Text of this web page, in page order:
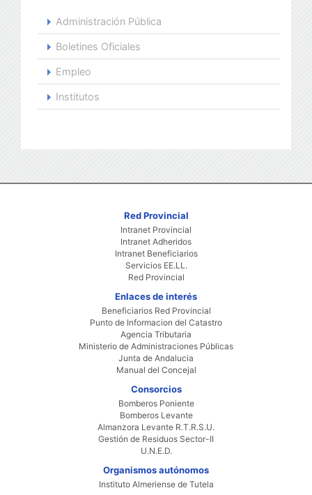
Administración Pública
Boletines Oficiales
Empleo
Institutos
Red Provincial
Intranet Provincial
Intranet Adheridos
Intranet Beneficiarios
Servicios EE.LL.
Red Provincial
Enlaces de interés
Beneficiarios Red Provincial
Punto de Informacion del Catastro
Agencia Tributaria
Ministerio de Administraciones Públicas
Junta de Andalucia
Manual del Concejal
Consorcios
Bomberos Poniente
Bomberos Levante
Almanzora Levante R.T.R.S.U.
Gestión de Residuos Sector-II
U.N.E.D.
Organismos autónomos
Instituto Almeriense de Tutela